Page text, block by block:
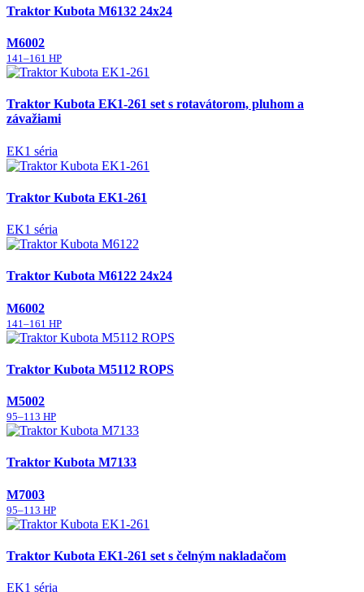
Traktor Kubota M6132 24x24
M6002
141–161 HP
Traktor Kubota EK1-261 set s rotavátorom, pluhom a
závažiami
EK1 séria
Traktor Kubota EK1-261
EK1 séria
Traktor Kubota M6122 24x24
M6002
141–161 HP
Traktor Kubota M5112 ROPS
M5002
95–113 HP
Traktor Kubota M7133
M7003
95–113 HP
Traktor Kubota EK1-261 set s čelným nakladačom
EK1 séria